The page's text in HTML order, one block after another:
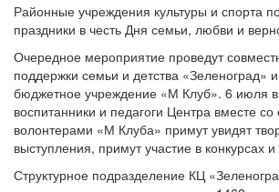
Районные учреждения культуры и спорта
праздники в честь Дня семьи, любви и
Очередное мероприятие проведут
поддержки семьи и детства «Зеленоград»
бюджетное учреждение «М Клуб». 6 июля
воспитанники и педагоги Центра вместе
волонтерами «М Клуба» примут увидят
выступления, примут участие в конкурсах и
Структурное подразделение КЦ